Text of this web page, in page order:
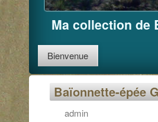
Ma collection de
Bienvenue
Baïonnette-épée
admin